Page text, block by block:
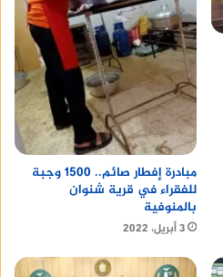
مبادرة إفطار صائم.. 1500 وجبة
للفقراء في قرية شنوان
بالمنوفية
3 أبريل، 2022